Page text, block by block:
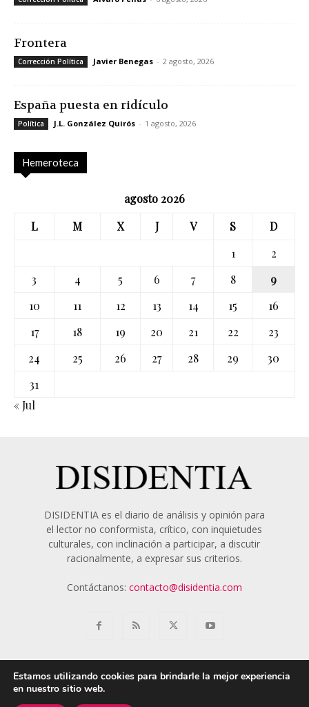
Frontera
Corrección Política Javier Benegas - 2 agosto, 2026
España puesta en ridículo
Política J.L. González Quirós - 1 agosto, 2026
Hemeroteca
agosto 2026
L
M X J V S
D
1
2
3
4 5 6 7 8
9
10
11 12 13 14 15
16
17
18 19 20 21 22
23
24
25 26 27 28 29
30
31
« Jul
DISIDENTIA es el diario de análisis y opinión para
el lector no conformista, crítico, con inquietudes
culturales, con inclinación a participar, a discutir
racionalmente, a expresar sus criterios.
Contáctanos: contacto@disidentia.com
Estamos utilizando cookies para brindarle la mejor experiencia
en nuestro sitio web.